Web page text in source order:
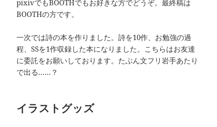
pixivでもBOOTHでもお好きな方でどうぞ。最終稿は
BOOTHの方です。
一次では詩の本を作りました。詩を10作、お勉強の過
程、SSを1作収録した本になりました。こちらはお友達
に委託をお願いしております。たぶん文フリ岩手あたり
で出る……？
イラストグッズ